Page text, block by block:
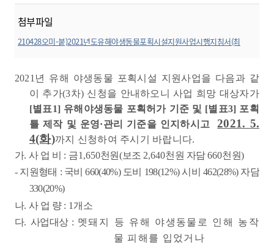
첨부파일
210428오미-붙)2021년도유해야생동물포획시설지원사업시행지침서(최
2021 년 유해 야생동물 포획시설 지원사업을 다음과 같
이 추가(3차) 신청을 안내하오니 사업 희망 대상자가
[별표1] 유해야생동물 포획허가 기준 및 [별표3] 포획
틀 제작 및 운영·관리 기준을 인지하시고
2021. 5.
4(화)까지 신청하여 주시기 바랍니다.
가.사 업 비 : 금1,650천원(보조 2,640천원 자담660천원)
- 지원형태 : 국비660(40%) 도비 198(12%)시비 462(28%) 자담
330(20%)
나.사 업 량 : 1 개소
다. 사업대상 : 멧돼지 등 유해 야생동물로 인해 농작
물 피해를 입었거나